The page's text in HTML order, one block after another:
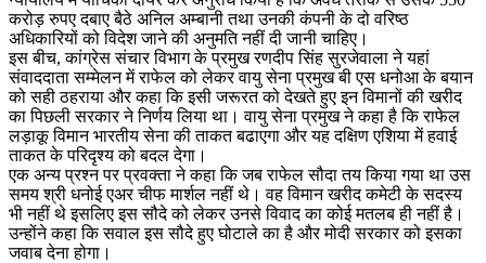
करोड़ रुपए दबाए बैठे अनिल अम्बानी तथा उनकी कंपनी के दो वरिष्ठ
अधिकारियों को विदेश जाने की अनुमति नहीं दी जानी चाहिए।
इस बीच, कांग्रेस संचार विभाग के प्रमुख रणदीप सिंह सुरजेवाला ने यहां
संवाददाता सम्मेलन में राफेल को लेकर वायु सेना प्रमुख बी एस धनोआ के बयान
को सही ठहराया और कहा कि इसी जरूरत को देखते हुए इन विमानों की खरीद
का पिछली सरकार ने निर्णय लिया था। वायु सेना प्रमुख ने कहा है कि राफेल
लड़ाकू विमान भारतीय सेना की ताकत बढाएगा और यह दक्षिण एशिया में हवाई
ताकत के परिदृश्य को बदल देगा।
एक अन्य प्रश्न पर प्रवक्ता ने कहा कि जब राफेल सौदा तय किया गया था उस
समय श्री धनोई एअर चीफ मार्शल नहीं थे। वह विमान खरीद कमेटी के सदस्य
भी नहीं थे इसलिए इस सौदे को लेकर उनसे विवाद का कोई मतलब ही नहीं है।
उन्होंने कहा कि सवाल इस सौदे हुए घोटाले का है और मोदी सरकार को इसका
जवाब देना होगा।